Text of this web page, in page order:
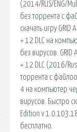
(2014/RUS/ENG/
без торрента с
скачать игру
+ 12 DLC на
без вирусов.
+ 12 DLC (2016/
торрента с
4 на компьютер
вирусов. Быстро
Edition v
бесплатно.